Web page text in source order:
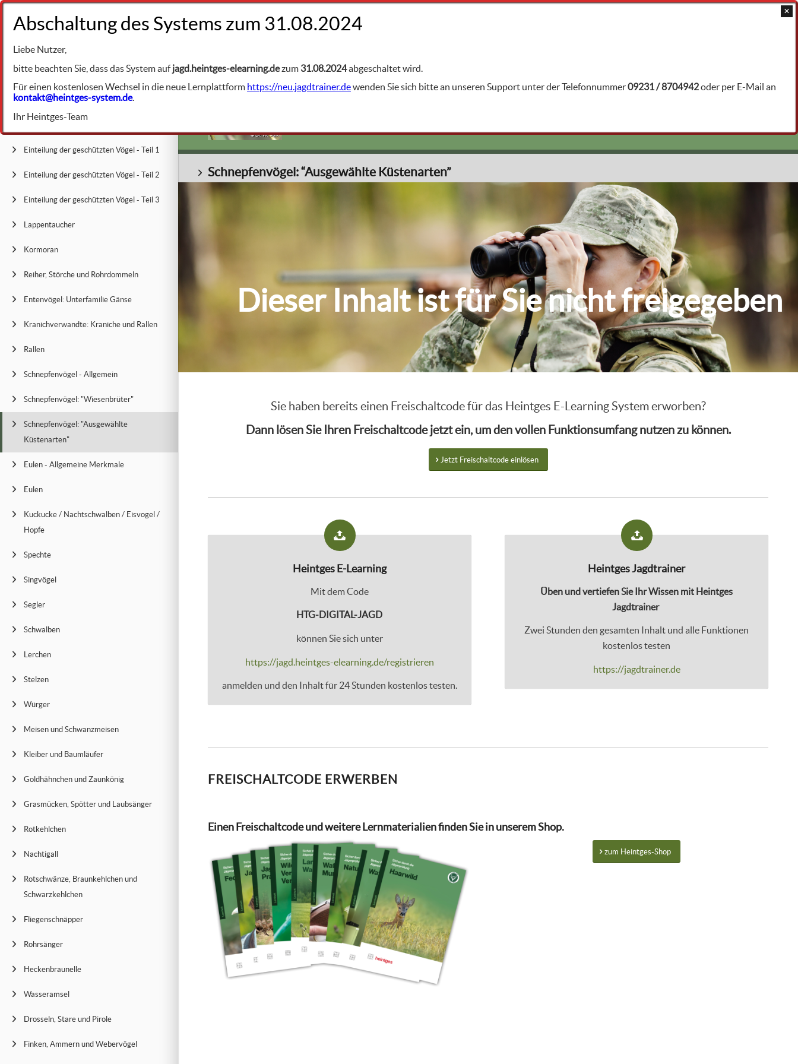
BIBLIOTHEK
Allgemeine Merkmale der Vögel
Einteilung der geschützten Vögel - Teil 1
Einteilung der geschützten Vögel - Teil 2
Einteilung der geschützten Vögel - Teil 3
Lappentaucher
Kormoran
Reiher, Störche und Rohrdommeln
Entenvögel: Unterfamilie Gänse
Kranichverwandte: Kraniche und Rallen
Rallen
Schnepfenvögel - Allgemein
Schnepfenvögel: "Wiesenbrüter"
Schnepfenvögel: "Ausgewählte
Küstenarten"
Eulen - Allgemeine Merkmale
Eulen
Kuckucke / Nachtschwalben / Eisvogel /
Hopfe
Spechte
Singvögel
Segler
Schwalben
Lerchen
Stelzen
Würger
Meisen und Schwanzmeisen
Kleiber und Baumläufer
Goldhähnchen und Zaunkönig
Grasmücken, Spötter und Laubsänger
Rotkehlchen
Nachtigall
Rotschwänze, Braunkehlchen und
Schwarzkehlchen
Fliegenschnäpper
Rohrsänger
Heckenbraunelle
Wasseramsel
Drosseln, Stare und Pirole
Finken, Ammern und Webervögel
+49 9231 961342 FACHGEBIETE
© Dr. W. Völkl
Schnepfenvögel: “Ausgewählte Küstenarten”
Dieser Inhalt ist für Sie nicht freigegeben
Sie haben bereits einen Freischaltcode für das Heintges E-Learning System erworben?
Dann lösen Sie Ihren Freischaltcode jetzt ein, um den vollen Funktionsumfang nutzen zu können.
Jetzt Freischaltcode einlösen
Heintges E-Learning
Mit dem Code
HTG-DIGITAL-JAGD
können Sie sich unter
https://jagd.heintges-elearning.de/registrieren
anmelden und den Inhalt für 24 Stunden kostenlos testen.
Heintges Jagdtrainer
Üben und vertiefen Sie Ihr Wissen mit Heintges
Jagdtrainer
Zwei Stunden den gesamten Inhalt und alle Funktionen
kostenlos testen
https://jagdtrainer.de
FREISCHALTCODE ERWERBEN
Einen Freischaltcode und weitere Lernmaterialien finden Sie in unserem Shop.
zum Heintges-Shop
Liebe Nutzer,
bitte beachten Sie, dass das System aufjagd.heintges-elearning.dezum 31.08.2024abgeschaltet wird.
Für einen kostenlosen Wechsel in die neue Lernplattform https://neu.jagdtrainer.dewenden Sie sich bitte an unseren Support unter der Telefonnummer09231 / 8704942oder per E-Mail an
kontakt@heintges-system.de.
Ihr Heintges-Team